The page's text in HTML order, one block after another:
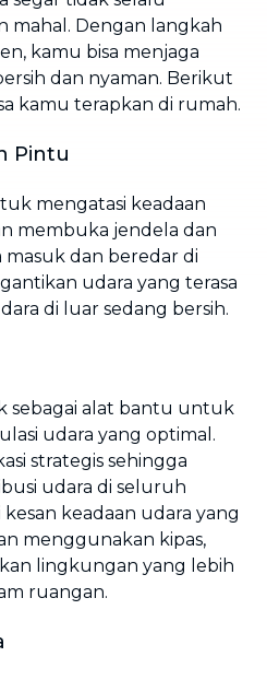
mahal. Dengan langkah
kamu bisa menjaga
dan nyaman. Berikut
kamu terapkan di rumah.
Pintu
mengatasi keadaan
membuka jendela dan
masuk dan beredar di
udara yang terasa
di luar sedang bersih.
sebagai alat bantu untuk
udara yang optimal.
strategis sehingga
udara di seluruh
keadaan udara yang
menggunakan kipas,
lingkungan yang lebih
ruangan.